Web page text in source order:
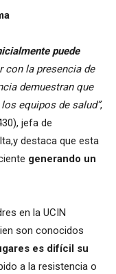
puede
con la presencia de
demuestran que
equipos de salud”,
jefa de
destaca que esta
generando un
en la UCIN
son conocidos
es difícil su
a la resistencia o